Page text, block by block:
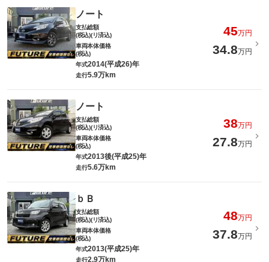
ノート
支払総額
(税込)(リ済込)
45万円
車両本体価格
(税込)
34.8万円
年式2014(平成26)年
走行5.9万km
ノート
支払総額
(税込)(リ済込)
38万円
車両本体価格
(税込)
27.8万円
年式2013後(平成25)年
走行5.6万km
ｂＢ
支払総額
(税込)(リ済込)
48万円
車両本体価格
(税込)
37.8万円
年式2013(平成25)年
走行2.9万km